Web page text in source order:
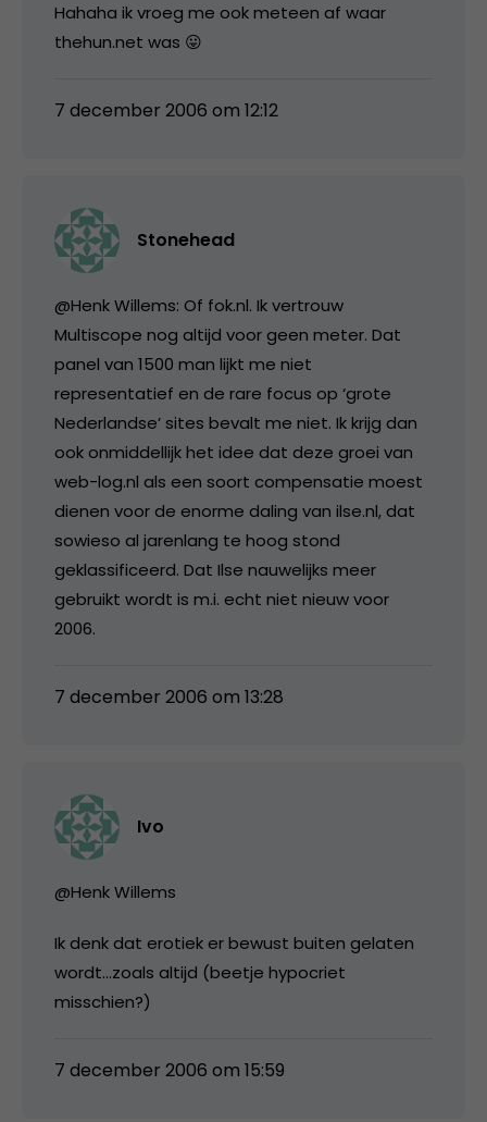
Hahaha ik vroeg me ook meteen af waar
thehun.net was 😛
7 december 2006 om 12:12
Stonehead
@Henk Willems: Of fok.nl. Ik vertrouw
Multiscope nog altijd voor geen meter. Dat
panel van 1500 man lijkt me niet
representatief en de rare focus op ‘grote
Nederlandse’ sites bevalt me niet. Ik krijg dan
ook onmiddellijk het idee dat deze groei van
web-log.nl als een soort compensatie moest
dienen voor de enorme daling van ilse.nl, dat
sowieso al jarenlang te hoog stond
geklassificeerd. Dat Ilse nauwelijks meer
gebruikt wordt is m.i. echt niet nieuw voor
2006.
7 december 2006 om 13:28
Ivo
@Henk Willems
Ik denk dat erotiek er bewust buiten gelaten
wordt…zoals altijd (beetje hypocriet
misschien?)
7 december 2006 om 15:59